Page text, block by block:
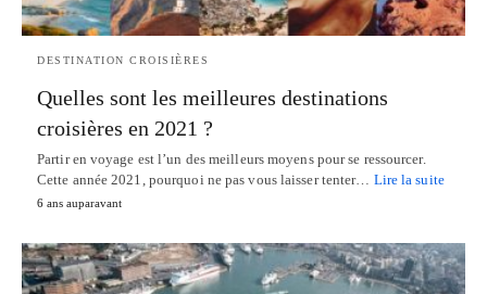
DESTINATION CROISIÈRES
Quelles sont les meilleures destinations
croisières en 2021 ?
Partir en voyage est l’un des meilleurs moyens pour se ressourcer.
Cette année 2021, pourquoi ne pas vous laisser tenter… Lire la suite
6 ans auparavant